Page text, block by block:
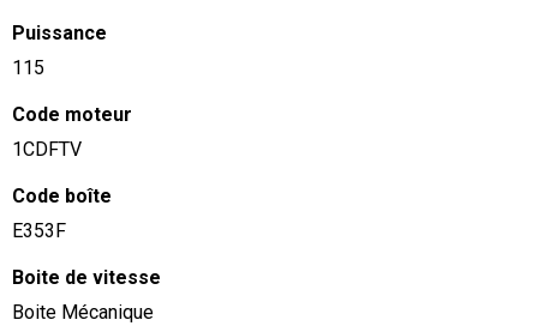
Puissance
115
Code moteur
1CDFTV
Code boîte
E353F
Boite de vitesse
Boite Mécanique